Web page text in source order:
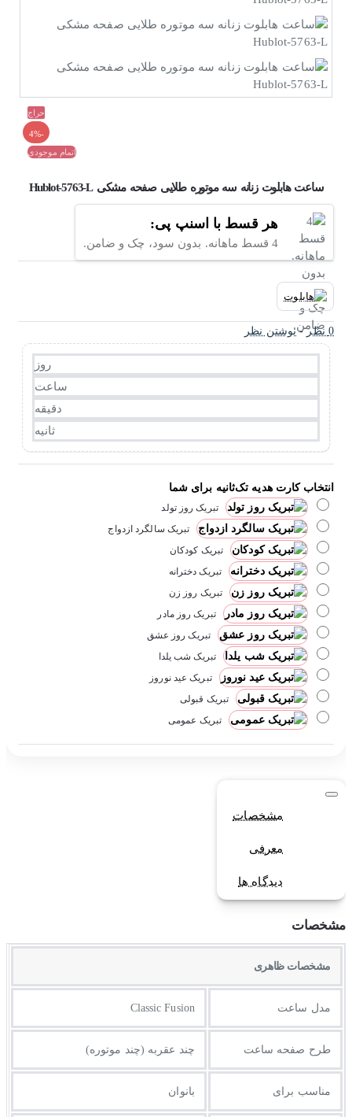
حراج
-4%
اتمام موجودی
ساعت هابلوت زنانه سه موتوره طلایی صفحه مشکی Hublot-5763-L
هر قسط با اسنپ پی:
4 قسط ماهانه. بدون سود، چک و ضامن.
0 نظر - نوشتن نظر
روز
ساعت
دقیقه
ثانیه
انتخاب کارت هدیه تک‌ثانیه برای شما
تبریک روز تولد
تبریک سالگرد ازدواج
تبریک کودکان
تبریک دخترانه
تبریک روز زن
تبریک روز مادر
تبریک روز عشق
تبریک شب یلدا
تبریک عید نوروز
تبریک قبولی
تبریک عمومی
مشخصات
معرفی
دیدگاه ها
مشخصات
مشخصات ظاهری
مدل ساعت Classic Fusion
طرح صفحه ساعت چند عقربه (چند موتوره)
مناسب برای بانوان